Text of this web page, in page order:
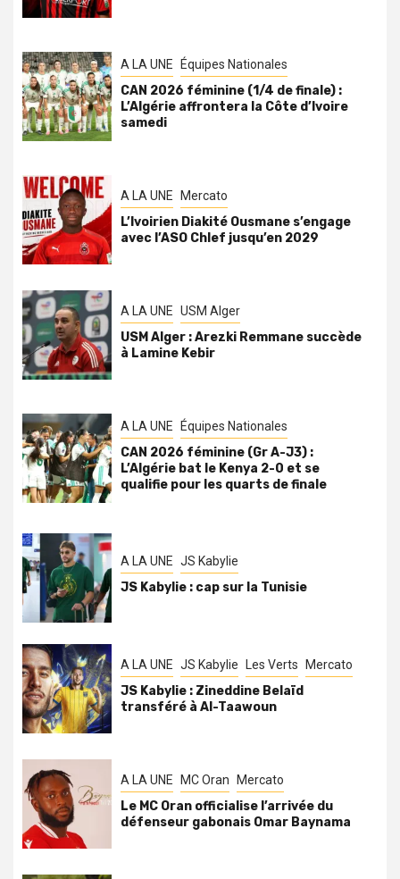
A LA UNE Équipes Nationales
CAN 2026 féminine (1/4 de finale) :
L’Algérie affrontera la Côte d’Ivoire
samedi
A LA UNE Mercato
L’Ivoirien Diakité Ousmane s’engage
avec l’ASO Chlef jusqu’en 2029
A LA UNE USM Alger
USM Alger : Arezki Remmane succède
à Lamine Kebir
A LA UNE Équipes Nationales
CAN 2026 féminine (Gr A-J3) :
L’Algérie bat le Kenya 2-0 et se
qualifie pour les quarts de finale
A LA UNE JS Kabylie
JS Kabylie : cap sur la Tunisie
A LA UNE JS Kabylie Les Verts Mercato
JS Kabylie : Zineddine Belaïd
transféré à Al-Taawoun
A LA UNE MC Oran Mercato
Le MC Oran officialise l’arrivée du
défenseur gabonais Omar Baynama